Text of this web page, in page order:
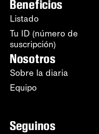
Beneficios
Listado
Tu ID (número de
suscripción)
Nosotros
Sobre la diaria
Equipo
Seguinos